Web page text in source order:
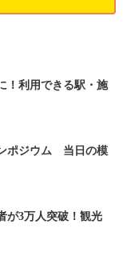
！利用できる駅・施
ポジウム 当日の模
が3万人突破！観光